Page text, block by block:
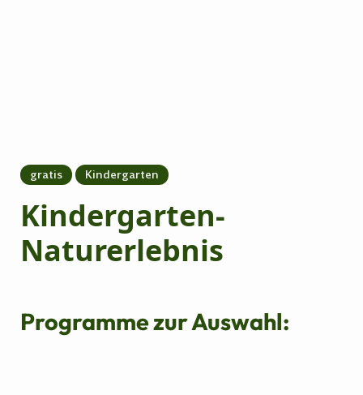
gratis Kindergarten
Kindergarten-
Naturerlebnis
Programme zur Auswahl: